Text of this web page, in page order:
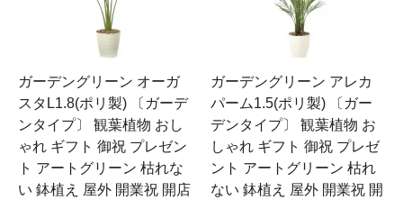
ガーデングリーン オーガ
スタL1.8(ポリ製) 〔ガーデ
ンタイプ〕 観葉植物 おし
ゃれ ギフト 御祝 プレゼン
ト アートグリーン 枯れな
い 鉢植え 屋外 開業祝 開店
ガーデングリーン アレカ
パーム1.5(ポリ製) 〔ガー
デンタイプ〕 観葉植物 お
しゃれ ギフト 御祝 プレゼ
ント アートグリーン 枯れ
ない 鉢植え 屋外 開業祝 開